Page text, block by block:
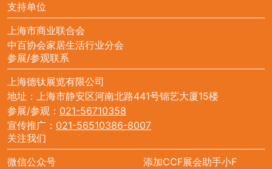
支持单位
上海市商业联合会
中百协会家居生活行业分会
参展/参观联系
上海德钛展览有限公司
地址：上海市静安区河南北路441号锦艺大厦15楼
参展/参观： 021-56710358
宣传推广： 021-56510386-8007
关注我们
微信公众号
添加CCF展会助手小F